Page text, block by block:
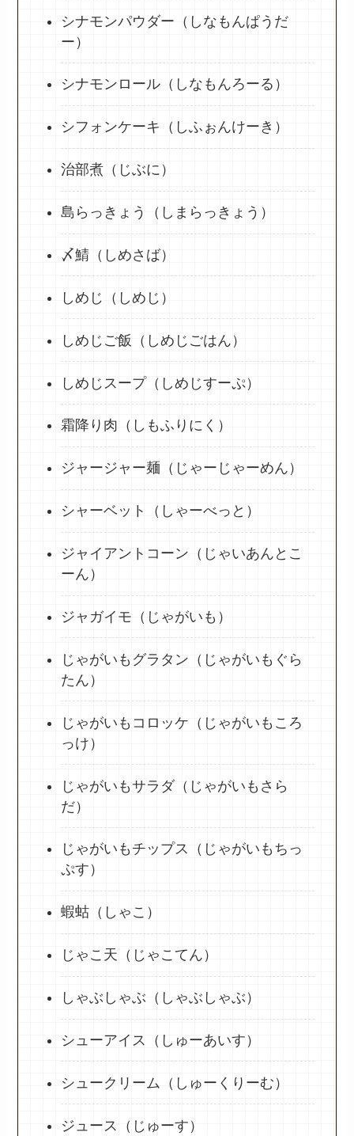
シナモンパウダー（しなもんぱうだ
ー）
シナモンロール（しなもんろーる）
シフォンケーキ（しふぉんけーき）
治部煮（じぶに）
島らっきょう（しまらっきょう）
〆鯖（しめさば）
しめじ（しめじ）
しめじご飯（しめじごはん）
しめじスープ（しめじすーぷ）
霜降り肉（しもふりにく）
ジャージャー麺（じゃーじゃーめん）
シャーベット（しゃーべっと）
ジャイアントコーン（じゃいあんとこ
ーん）
ジャガイモ（じゃがいも）
じゃがいもグラタン（じゃがいもぐら
たん）
じゃがいもコロッケ（じゃがいもころ
っけ）
じゃがいもサラダ（じゃがいもさら
だ）
じゃがいもチップス（じゃがいもちっ
ぷす）
蝦蛄（しゃこ）
じゃこ天（じゃこてん）
しゃぶしゃぶ（しゃぶしゃぶ）
シューアイス（しゅーあいす）
シュークリーム（しゅーくりーむ）
ジュース（じゅーす）